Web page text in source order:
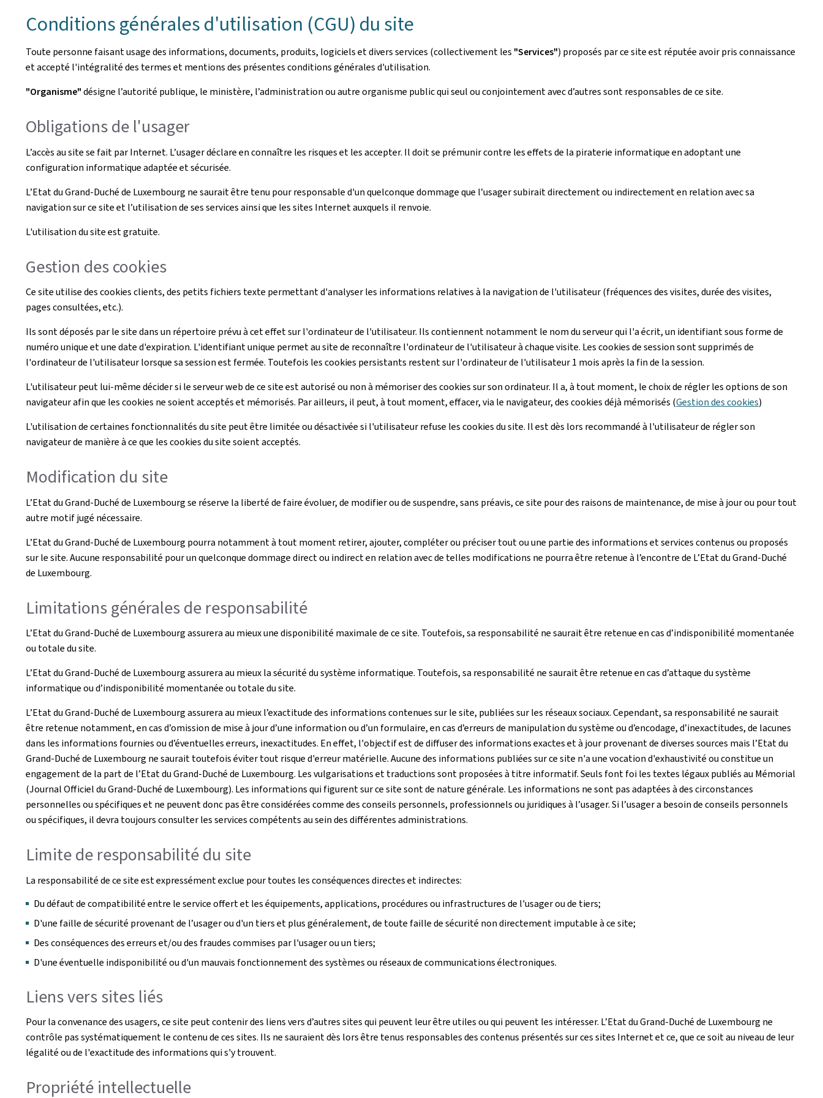
Conditions générales d'utilisation (CGU) du site
Toute personne faisant usage des informations, documents, produits, logiciels et divers services (collectivement les "Services") proposés par ce site est réputée avoir pris connaissance
et accepté l'intégralité des termes et mentions des présentes conditions générales d'utilisation.
"Organisme"désigne l’autorité publique, le ministère, l’administration ou autre organisme public qui seul ou conjointement avec d’autres sont responsables de ce site.
Obligations de l'usager
L’accès au site se fait par Internet. L’usager déclare en connaître les risques et les accepter. Il doit se prémunir contre les effets de la piraterie informatique en adoptant une
configuration informatique adaptée et sécurisée.
L’Etat du Grand-Duché de Luxembourg ne saurait être tenu pour responsable d'un quelconque dommage que l’usager subirait directement ou indirectement en relation avec sa
navigation sur ce site et l’utilisation de ses services ainsi que les sites Internet auxquels il renvoie.
L'utilisation du site est gratuite.
Gestion des cookies
Ce site utilise des cookies clients, des petits fichiers texte permettant d'analyser les informations relatives à la navigation de l'utilisateur (fréquences des visites, durée des visites,
pages consultées, etc.).
Ils sont déposés par le site dans un répertoire prévu à cet effet sur l'ordinateur de l'utilisateur. Ils contiennent notamment le nom du serveur qui l'a écrit, un identifiant sous forme de
numéro unique et une date d'expiration. L'identifiant unique permet au site de reconnaître l'ordinateur de l'utilisateur à chaque visite. Les cookies de session sont supprimés de
l'ordinateur de l'utilisateur lorsque sa session est fermée. Toutefois les cookies persistants restent sur l'ordinateur de l'utilisateur 1 mois après la fin de la session.
L'utilisateur peut lui-même décider si le serveur web de ce site est autorisé ou non à mémoriser des cookies sur son ordinateur. Il a, à tout moment, le choix de régler les options de son
navigateur afin que les cookies ne soient acceptés et mémorisés. Par ailleurs, il peut, à tout moment, effacer, via le navigateur, des cookies déjà mémorisés (Gestion des cookies)
L'utilisation de certaines fonctionnalités du site peut être limitée ou désactivée si l'utilisateur refuse les cookies du site. Il est dès lors recommandé à l'utilisateur de régler son
navigateur de manière à ce que les cookies du site soient acceptés.
Modification du site
L’Etat du Grand-Duché de Luxembourg se réserve la liberté de faire évoluer, de modifier ou de suspendre, sans préavis, ce site pour des raisons de maintenance, de mise à jour ou pour tout
autre motif jugé nécessaire.
L’Etat du Grand-Duché de Luxembourg pourra notamment à tout moment retirer, ajouter, compléter ou préciser tout ou une partie des informations et services contenus ou proposés
sur le site. Aucune responsabilité pour un quelconque dommage direct ou indirect en relation avec de telles modifications ne pourra être retenue à l’encontre de L’Etat du Grand-Duché
de Luxembourg.
Limitations générales de responsabilité
L’Etat du Grand-Duché de Luxembourg assurera au mieux une disponibilité maximale de ce site. Toutefois, sa responsabilité ne saurait être retenue en cas d’indisponibilité momentanée
ou totale du site.
L’Etat du Grand-Duché de Luxembourg assurera au mieux la sécurité du système informatique. Toutefois, sa responsabilité ne saurait être retenue en cas d’attaque du système
informatique ou d’indisponibilité momentanée ou totale du site.
L’Etat du Grand-Duché de Luxembourg assurera au mieux l’exactitude des informations contenues sur le site, publiées sur les réseaux sociaux. Cependant, sa responsabilité ne saurait
être retenue notamment, en cas d’omission de mise à jour d’une information ou d’un formulaire, en cas d’erreurs de manipulation du système ou d’encodage, d’inexactitudes, de lacunes
dans les informations fournies ou d’éventuelles erreurs, inexactitudes. En effet, l'objectif est de diffuser des informations exactes et à jour provenant de diverses sources mais l’Etat du
Grand-Duché de Luxembourg ne saurait toutefois éviter tout risque d'erreur matérielle. Aucune des informations publiées sur ce site n'a une vocation d'exhaustivité ou constitue un
engagement de la part de l’Etat du Grand-Duché de Luxembourg. Les vulgarisations et traductions sont proposées à titre informatif. Seuls font foi les textes légaux publiés au Mémorial
(Journal Officiel du Grand-Duché de Luxembourg). Les informations qui figurent sur ce site sont de nature générale. Les informations ne sont pas adaptées à des circonstances
personnelles ou spécifiques et ne peuvent donc pas être considérées comme des conseils personnels, professionnels ou juridiques à l’usager. Si l’usager a besoin de conseils personnels
ou spécifiques, il devra toujours consulter les services compétents au sein des différentes administrations.
Limite de responsabilité du site
La responsabilité de ce site est expressément exclue pour toutes les conséquences directes et indirectes:
Du défaut de compatibilité entre le service offert et les équipements, applications, procédures ou infrastructures de l'usager ou de tiers;
D'une faille de sécurité provenant de l’usager ou d'un tiers et plus généralement, de toute faille de sécurité non directement imputable à ce site;
Des conséquences des erreurs et/ou des fraudes commises par l'usager ou un tiers;
D'une éventuelle indisponibilité ou d'un mauvais fonctionnement des systèmes ou réseaux de communications électroniques.
Liens vers sites liés
Pour la convenance des usagers, ce site peut contenir des liens vers d’autres sites qui peuvent leur être utiles ou qui peuvent les intéresser. L’Etat du Grand-Duché de Luxembourg ne
contrôle pas systématiquement le contenu de ces sites. Ils ne sauraient dès lors être tenus responsables des contenus présentés sur ces sites Internet et ce, que ce soit au niveau de leur
légalité ou de l'exactitude des informations qui s'y trouvent.
Propriété intellectuelle